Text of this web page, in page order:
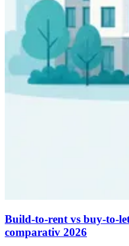
Build-to-rent vs buy-to-
comparativ 2026